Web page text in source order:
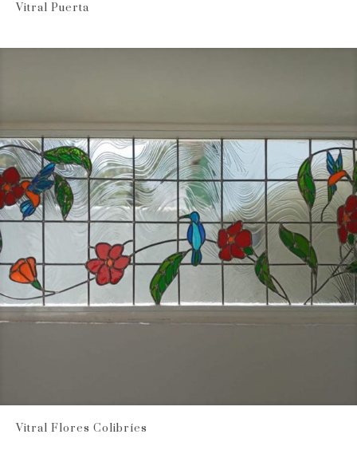
Vitral Puerta
Vitral Flores Colibríes